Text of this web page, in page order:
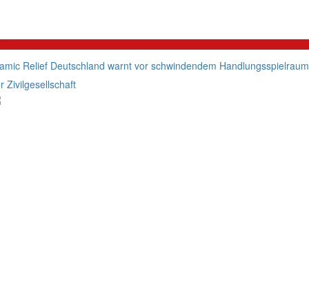
Relief Deutschland warnt vor schwindendem Handlungsspielraum
Zivilgesellschaft